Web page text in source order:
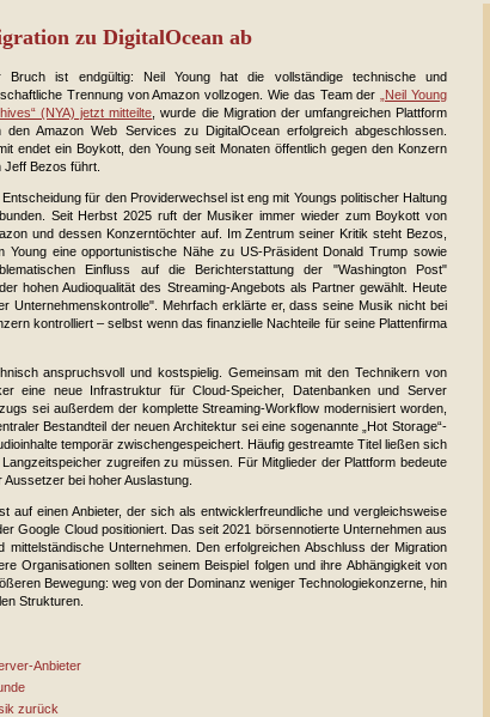
zu DigitalOcean ab
Bruch ist endgültig: Neil Young hat die vollständige technische und
Trennung von Amazon vollzogen. Wie das Team der
„Neil Young
(NYA) jetzt mitteilte , wurde die Migration der umfangreichen Plattform
den Amazon Web Services zu DigitalOcean erfolgreich abgeschlossen.
endet ein Boykott, den Young seit Monaten öffentlich gegen den Konzern
Jeff Bezos führt.
Entscheidung für den Providerwechsel ist eng mit Youngs politischer Haltung
Seit Herbst 2025 ruft der Musiker immer wieder zum Boykott von
und dessen Konzerntöchter auf. Im Zentrum seiner Kritik steht Bezos,
Young eine opportunistische Nähe zu US-Präsident Donald Trump sowie
Einfluss auf die Berichterstattung der "Washington Post"
hohen Audioqualität des Streaming-Angebots als Partner gewählt. Heute
Unternehmenskontrolle". Mehrfach erklärte er, dass seine Musik nicht bei
kontrolliert – selbst wenn das finanzielle Nachteile für seine Plattenfirma
anspruchsvoll und kostspielig. Gemeinsam mit den Technikern von
eine neue Infrastruktur für Cloud-Speicher, Datenbanken und Server
sei außerdem der komplette Streaming-Workflow modernisiert worden,
Bestandteil der neuen Architektur sei eine sogenannte „Hot Storage“-
temporär zwischengespeichert. Häufig gestreamte Titel ließen sich
zugreifen zu müssen. Für Mitglieder der Plattform bedeute
bei hoher Auslastung.
auf einen Anbieter, der sich als entwicklerfreundliche und vergleichsweise
Google Cloud positioniert. Das seit 2021 börsennotierte Unternehmen aus
Unternehmen. Den erfolgreichen Abschluss der Migration
Organisationen sollten seinem Beispiel folgen und ihre Abhängigkeit von
Bewegung: weg von der Dominanz weniger Technologiekonzerne, hin
Strukturen.
Anbieter
zurück